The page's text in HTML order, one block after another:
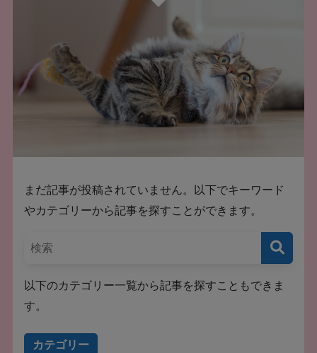
まだ記事が投稿されていません。以下でキーワード
やカテゴリーから記事を探すことができます。
以下のカテゴリー一覧から記事を探すこともできま
す。
カテゴリー